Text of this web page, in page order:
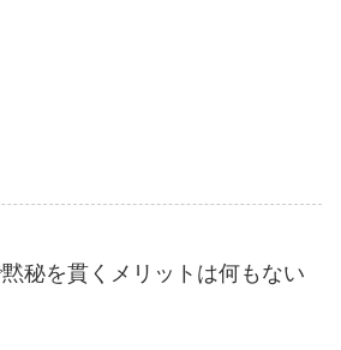
秘を貫くメリットは何もない